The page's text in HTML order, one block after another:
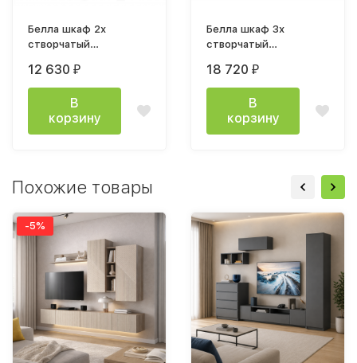
Белла шкаф 2х
створчатый
/ дуб атланта
12 630 ₽
В
корзину
Белла шкаф 3х
створчатый
венге / дуб атланта
18 720 ₽
В
корзину
Похожие товары
-5%